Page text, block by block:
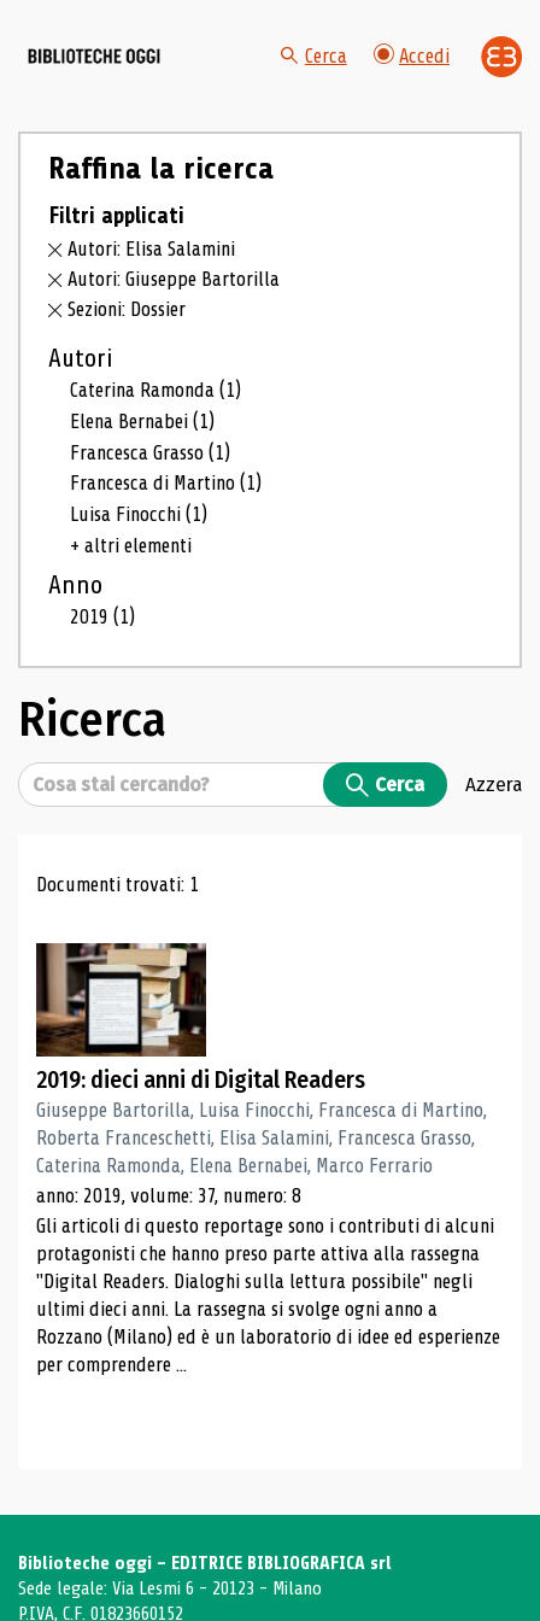
Cerca Accedi
Raffina la ricerca
Filtri applicati
Autori: Elisa Salamini
Autori: Giuseppe Bartorilla
Sezioni: Dossier
Autori
Caterina Ramonda(1)
Elena Bernabei(1)
Francesca Grasso(1)
Francesca di Martino(1)
Luisa Finocchi(1)
+ altri elementi
Anno
2019(1)
Ricerca
Cerca Cerca Azzera
Risultati di ricerca
Documenti trovati: 1
2019: dieci anni di Digital Readers
Giuseppe Bartorilla, Luisa Finocchi, Francesca di Martino,
Roberta Franceschetti, Elisa Salamini, Francesca Grasso,
Caterina Ramonda, Elena Bernabei, Marco Ferrario
anno: 2019, volume: 37, numero: 8
Gli articoli di questo reportage sono i contributi di alcuni
protagonisti che hanno preso parte attiva alla rassegna
"Digital Readers. Dialoghi sulla lettura possibile" negli
ultimi dieci anni. La rassegna si svolge ogni anno a
Rozzano (Milano) ed è un laboratorio di idee ed esperienze
per comprendere ...
Biblioteche oggi - EDITRICE BIBLIOGRAFICA srl
Sede legale: Via Lesmi 6 - 20123 - Milano
P.IVA, C.F. 01823660152